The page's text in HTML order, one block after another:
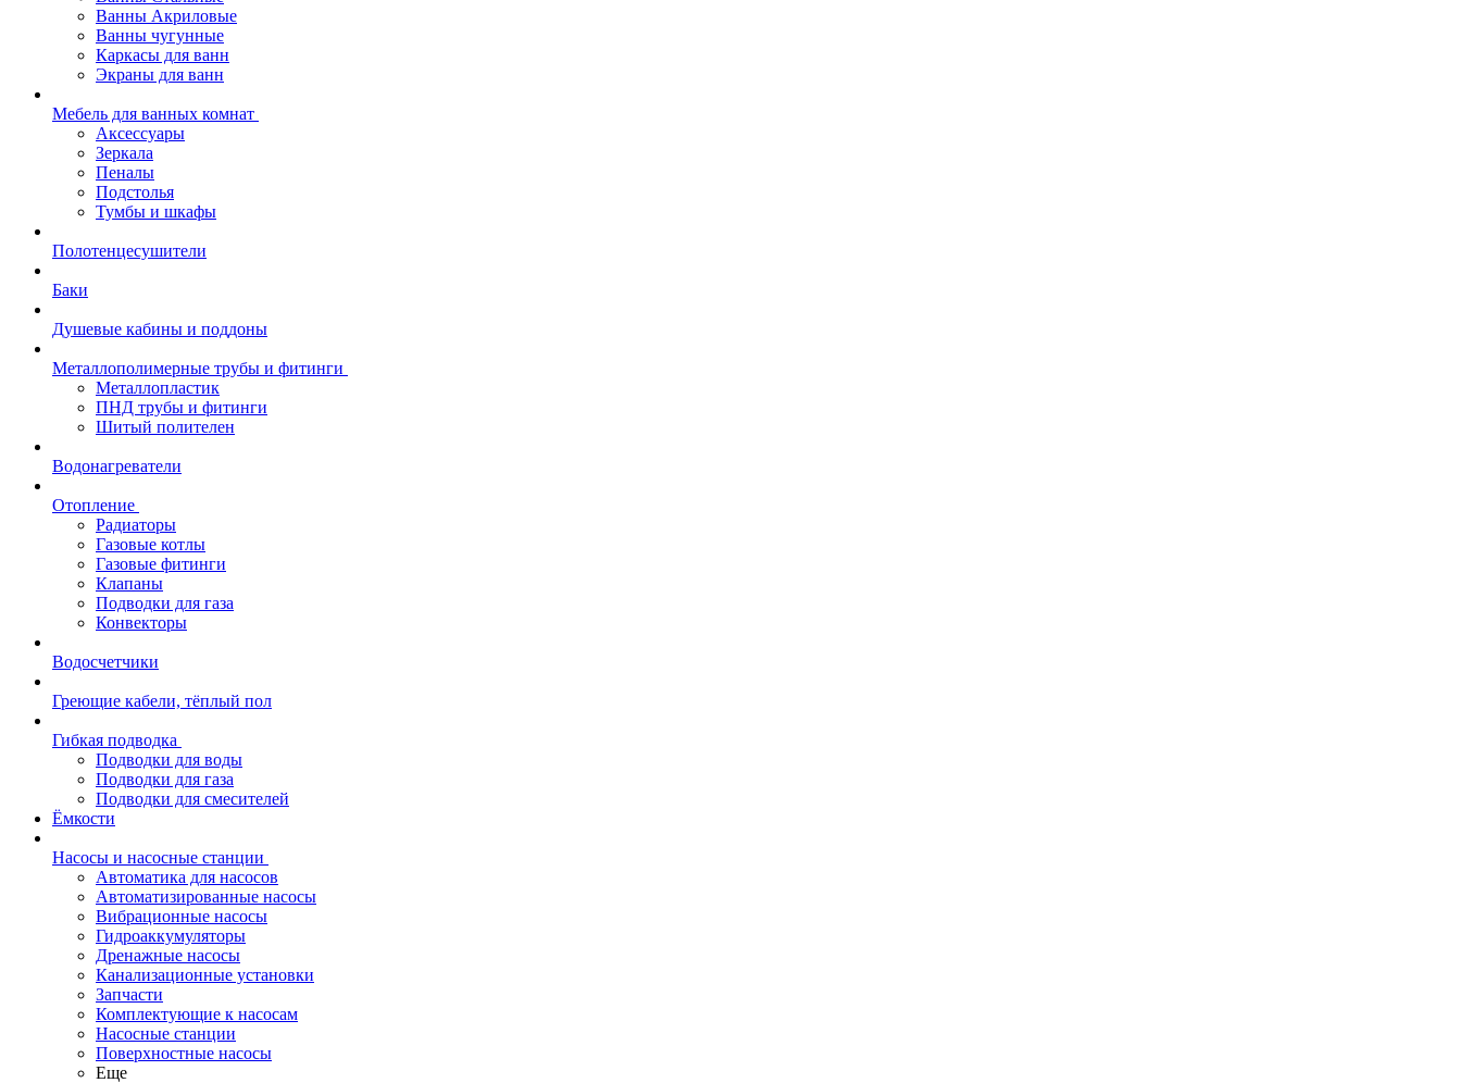
Ванны Акриловые
Ванны чугунные
Каркасы для ванн
Экраны для ванн
Мебель для ванных комнат
Аксессуары
Зеркала
Пеналы
Подстолья
Тумбы и шкафы
Полотенцесушители
Баки
Душевые кабины и поддоны
Металлополимерные трубы и фитинги
Металлопластик
ПНД трубы и фитинги
Шитый полителен
Водонагреватели
Отопление
Радиаторы
Газовые котлы
Газовые фитинги
Клапаны
Подводки для газа
Конвекторы
Водосчетчики
Греющие кабели, тёплый пол
Гибкая подводка
Подводки для воды
Подводки для газа
Подводки для смесителей
Ёмкости
Насосы и насосные станции
Автоматика для насосов
Автоматизированные насосы
Вибрационные насосы
Гидроаккумуляторы
Дренажные насосы
Канализационные установки
Запчасти
Комплектующие к насосам
Насосные станции
Поверхностные насосы
Еще